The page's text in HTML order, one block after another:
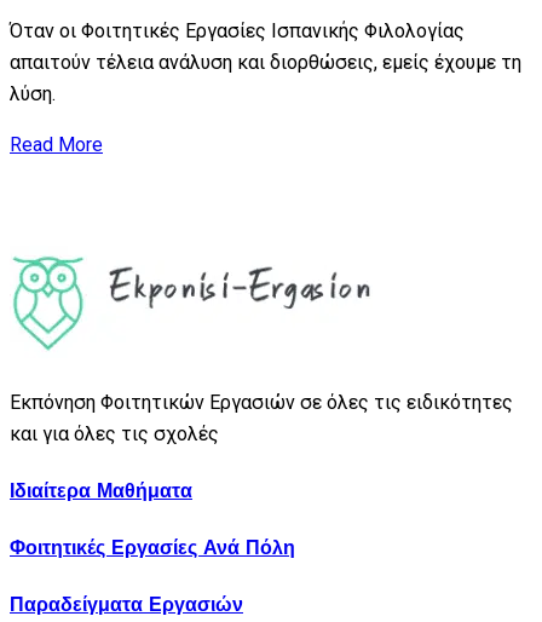
Όταν οι Φοιτητικές Εργασίες Ισπανικής Φιλολογίας
απαιτούν τέλεια ανάλυση και διορθώσεις, εμείς έχουμε τη
λύση.
Read More
Εκπόνηση Φοιτητικών Εργασιών σε όλες τις ειδικότητες
και για όλες τις σχολές
Ιδιαίτερα Μαθήματα
Φοιτητικές Εργασίες Ανά Πόλη
Παραδείγματα Εργασιών